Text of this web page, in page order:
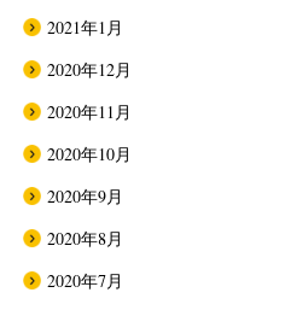
2021年1月
2020年12月
2020年11月
2020年10月
2020年9月
2020年8月
2020年7月